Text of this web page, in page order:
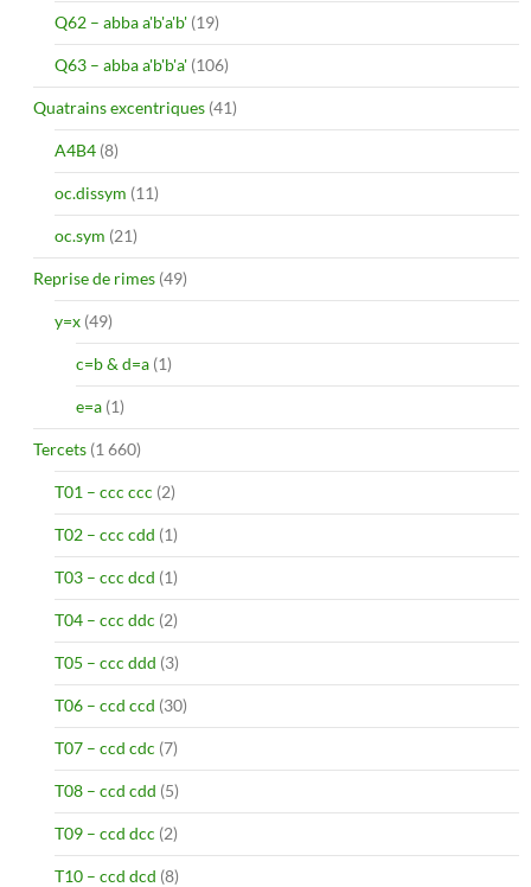
Q62 – abba a'b'a'b' (19)
Q63 – abba a'b'b'a' (106)
Quatrains excentriques (41)
A4B4 (8)
oc.dissym (11)
oc.sym (21)
Reprise de rimes (49)
y=x (49)
c=b & d=a (1)
e=a (1)
Tercets (1 660)
T01 – ccc ccc (2)
T02 – ccc cdd (1)
T03 – ccc dcd (1)
T04 – ccc ddc (2)
T05 – ccc ddd (3)
T06 – ccd ccd (30)
T07 – ccd cdc (7)
T08 – ccd cdd (5)
T09 – ccd dcc (2)
T10 – ccd dcd (8)